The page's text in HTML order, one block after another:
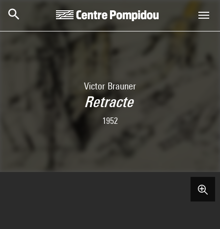
Skip to main content
Centre Pompidou
Victor Brauner
Retracte
1952